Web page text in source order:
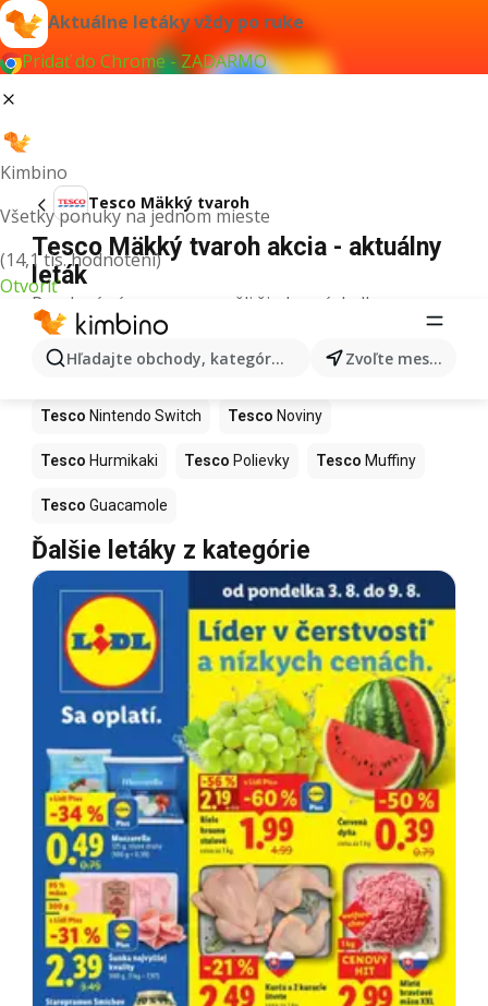
Aktuálne letáky vždy po ruke
Pridať do Chrome - ZADARMO
Kimbino
Všetky ponuky na jednom mieste
(14,1 tis. hodnotení)
Otvoriť
Hľadajte obchody, kategórie, produkty... Zvoľte mesto
Tesco Mäkký tvaroh
Tesco Mäkký tvaroh akcia - aktuálny
leták
Pre daný výraz sme nenašli žiadne výsledky.
Ďalšie produkty v obchodoch Tesco
Tesco Kapor Tesco Ashwagandha
Tesco Nintendo Switch Tesco Noviny
Tesco Hurmikaki Tesco Polievky Tesco Muffiny
Tesco Guacamole
Ďalšie letáky z kategórie